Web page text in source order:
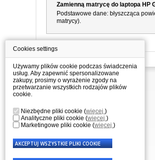
Zamienną matrycę do laptopa HP
Podstawowe dane: błyszcząca
matrycy).
Informacje
Sprzedaż hurtowa
Nota prawna
Przetwarzanie danych osobowych
Cookies settings
Używamy plików cookie podczas świadczenia
usług. Aby zapewnić spersonalizowane
zakupy, prosimy o wyrażenie zgody na
przetwarzanie wszystkich rodzajów plików
cookie.
Niezbędne pliki cookie (więcej )
Analityczne pliki cookie (więcej )
Marketingowe pliki cookie (więcej )